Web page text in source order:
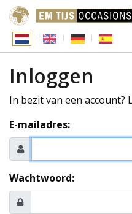
Inloggen
In bezit van een account?
E-mailadres:
Wachtwoord: